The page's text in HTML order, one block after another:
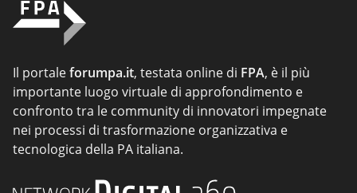
Il portaleforumpa.it, testata online di FPA, è il più
importante luogo virtuale di approfondimento e
confronto tra le community di innovatori impegnate
nei processi di trasformazione organizzativa e
tecnologica della PA italiana.